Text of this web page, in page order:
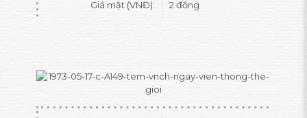
Giá mặt (VNĐ): 2 đồng